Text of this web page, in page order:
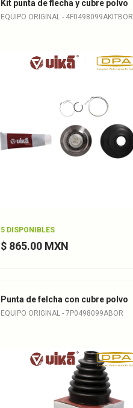
Kit punta de flecha y cubre polvo
EQUIPO ORIGINAL - 4F0498099AKITBOR
5 DISPONIBLES
$ 865.00 MXN
Punta de felcha con cubre polvo
EQUIPO ORIGINAL - 7P0498099ABOR